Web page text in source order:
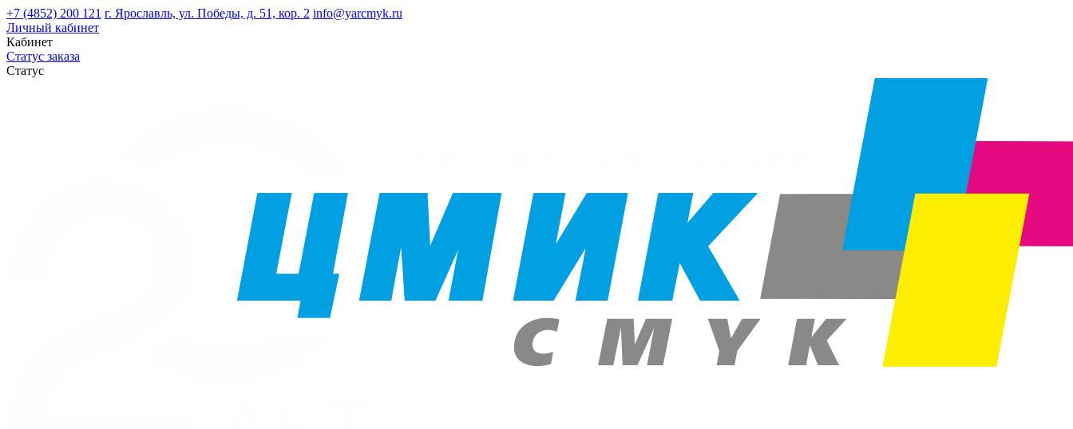
+7 (4852) 200 121 г. Ярославль, ул. Победы, д. 51, кор. 2 info@yarcmyk.ru
Личный кабинет
Кабинет
Статус заказа
Статус